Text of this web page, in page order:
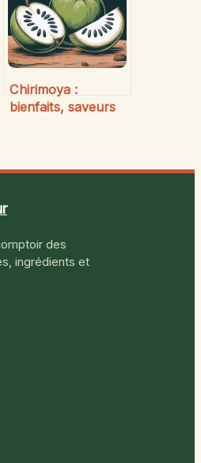
Chirimoya :
bienfaits, saveurs
des
ingrédients et